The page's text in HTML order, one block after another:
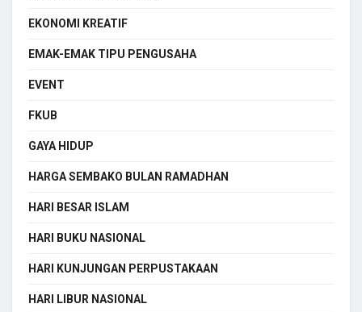
EKONOMI KREATIF
EMAK-EMAK TIPU PENGUSAHA
EVENT
FKUB
GAYA HIDUP
HARGA SEMBAKO BULAN RAMADHAN
HARI BESAR ISLAM
HARI BUKU NASIONAL
HARI KUNJUNGAN PERPUSTAKAAN
HARI LIBUR NASIONAL